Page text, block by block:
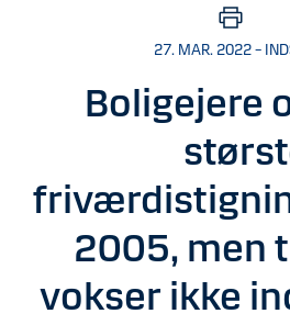
27. MAR. 2022 –
Boligejere
2005, men
vokser ikke